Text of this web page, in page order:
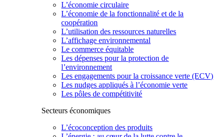
L’économie circulaire
L’économie de la fonctionnalité et de la
coopération
L’utilisation des ressources naturelles
L’affichage environnemental
Le commerce équitable
Les dépenses pour la protection de
l’environnement
Les engagements pour la croissance verte (ECV)
Les nudges appliqués à l’économie verte
Les pôles de compétitivité
Secteurs économiques
L’écoconception des produits